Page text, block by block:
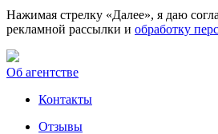
Нажимая стрелку «Далее», я даю
рекламной рассылки и обработку
Об агентстве
Контакты
Отзывы